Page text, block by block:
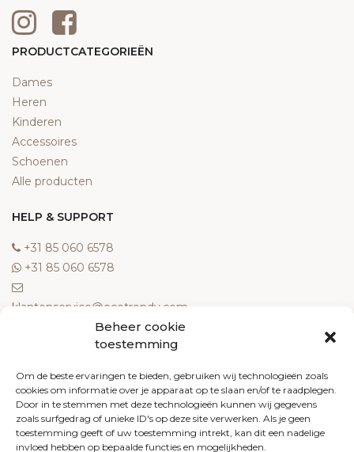
Beheer cookie
toestemming
Om de beste ervaringen te bieden, gebruiken wij technologieën zoals
cookies om informatie over je apparaat op te slaan en/of te raadplegen.
Door in te stemmen met deze technologieën kunnen wij gegevens
zoals surfgedrag of unieke ID's op deze site verwerken. Als je geen
toestemming geeft of uw toestemming intrekt, kan dit een nadelige
invloed hebben op bepaalde functies en mogelijkheden.
PRODUCTCATEGORIEËN
Dames
Heren
Kinderen
Accessoires
Schoenen
Alle producten
HELP & SUPPORT
‎+31 85 060 6578
‎+31 85 060 6578
klantenservice@ecotrendy.com
Meest gestelde vragen
Contact
Algemene voorwaarden
Retourneren